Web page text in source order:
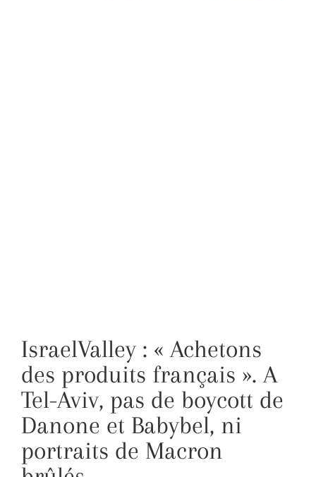
IsraelValley : « Achetons
des produits français ». A
Tel-Aviv, pas de boycott de
Danone et Babybel, ni
portraits de Macron